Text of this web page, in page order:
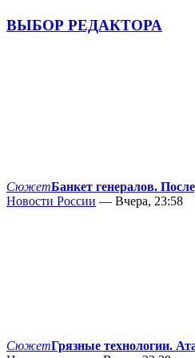
ВЫБОР РЕДАКТОРА
СюжетБанкет генералов.
Новости России — Вчера, 23:58
СюжетГрязные технологии.